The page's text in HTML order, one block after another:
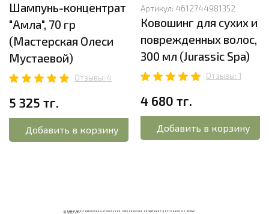
Шампунь-концентрат
"Амла", 70 гр
(Мастерская Олеси
Мустаевой)
Отзывы: 4
5 325 тг.
Добавить в корзину
Артикул: 4612744981352
Ковошинг для сухих и
поврежденных волос,
300 мл (Jurassic Spa)
Отзывы: 1
4 680 тг.
Добавить в корзину
ECOМИКС МУЛЬТИМАГАЗИН НАТУРАЛЬНОЙ ОРГАНИЧЕСКОЙ КОСМЕТИКИ С ДОСТАВКОЙ ПО ВСЕМУ
КАЗАХСТАНУ